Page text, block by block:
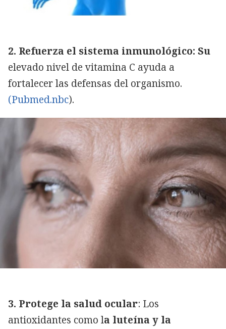
2. Refuerza el sistema inmunológico: Su
elevado nivel de vitamina C ayuda a
fortalecer las defensas del organismo.
(Pubmed.nbc).
3. Protege la salud ocular: Los
antioxidantes como la luteína y la